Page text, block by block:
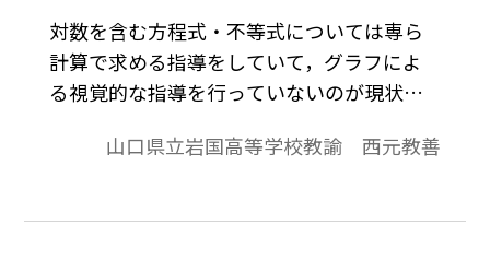
対数を含む方程式・不等式については専ら
計算で求める指導をしていて，グラフによ
る視覚的な指導を行っていないのが現状で
いては，ｙ＝logax型しか扱っていないから
に触れるが，このことが, 対数であればなん
山口県立岩国高等学校教諭 西元教善